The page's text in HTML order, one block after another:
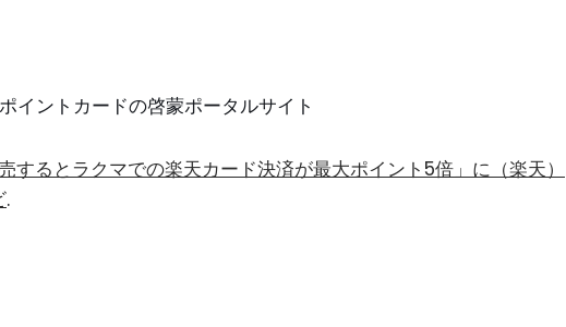
イントカードの啓蒙ポータルサイト
するとラクマでの楽天カード決済が最大ポイント5倍」に（楽天）
.